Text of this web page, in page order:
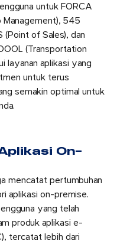
untuk FORCA
Management), 545
(Point of Sales), dan
(Transportation
layanan aplikasi yang
untuk terus
semakin optimal untuk
On-
mencatat pertumbuhan
aplikasi on-premise.
yang telah
produk aplikasi e-
tercatat lebih dari